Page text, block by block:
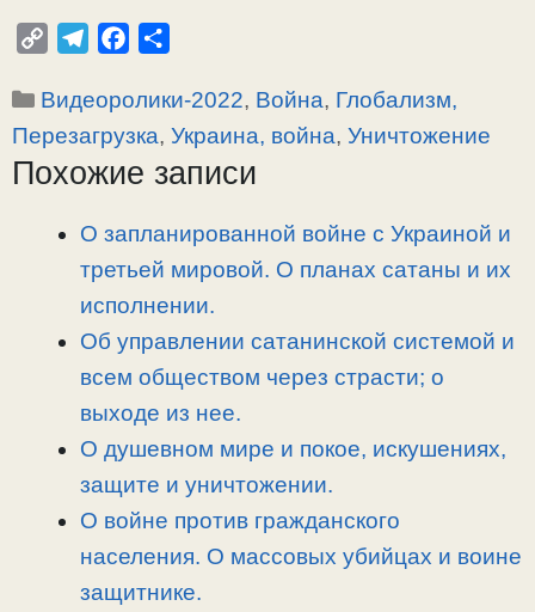
p
y
L
l
e
g
a
c
e
b
п
р
а
Рубрики
Видеоролики-2022, Война, Глобализм,
Перезагрузка, Украина, война, Уничтожение
Похожие записи
О запланированной войне с Украиной и
третьей мировой. О планах сатаны и их
исполнении.
Об управлении сатанинской системой и
всем обществом через страсти; о
выходе из нее.
О душевном мире и покое, искушениях,
защите и уничтожении.
О войне против гражданского
населения. О массовых убийцах и воине
защитнике.